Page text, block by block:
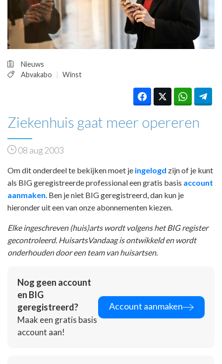
PRAKTIJKZAKEN
TARIEVEN
VPHUISARTSEN
INLOGGEN
Nieuws
Abvakabo
Winst
Ziekenhuis gaat meer opereren
08 aug 2003
Om dit onderdeel te bekijken moet je ingelogd zijn of je kunt
als BIG geregistreerde professional een gratis basis account
aanmaken . Ben je niet BIG geregistreerd, dan kun je
hieronder uit een van onze abonnementen kiezen.
Elke ingeschreven (huis)arts wordt volgens het BIG register
gecontroleerd. HuisartsVandaag is ontwikkeld en wordt
onderhouden door een team van huisartsen.
Nog geen account
en BIG
geregistreerd?
Maak een gratis basis
account aan!
Account aanmaken